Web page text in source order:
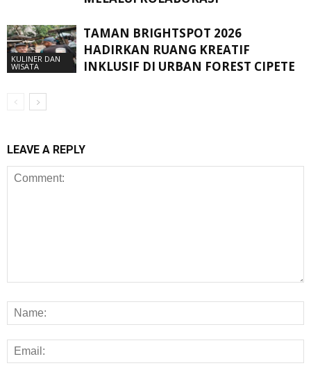
KULINER DAN
WISATA
TAMAN BRIGHTSPOT 2026
HADIRKAN RUANG KREATIF
INKLUSIF DI URBAN FOREST CIPETE
LEAVE A REPLY